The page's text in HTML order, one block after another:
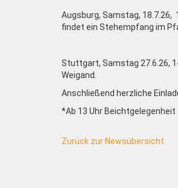
Augsburg, Samstag, 18.7.26,
findet ein Stehempfang im
Stuttgart, Samstag 27.6.26,
Weigand.
Anschließend herzliche
*Ab 13 Uhr Beichtgelegenheit
Zurück zur Newsübersicht